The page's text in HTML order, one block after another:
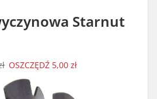
Starnut
OSZCZĘDŹ 5,00 zł